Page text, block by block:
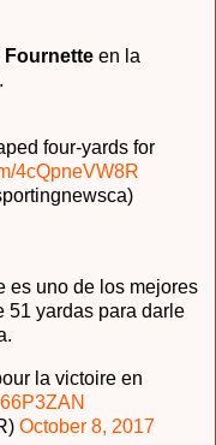
Fournette en la
.
four-yards for
4cQpneVW8R
es uno de los mejores
51 yardas para darle
la victoire en
October 8, 2017